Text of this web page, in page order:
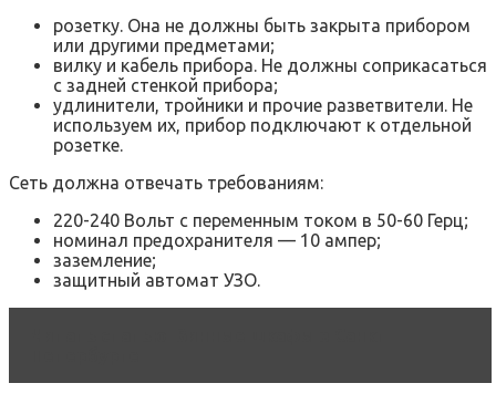
розетку. Она не должны быть закрыта прибором
или другими предметами;
вилку и кабель прибора. Не должны соприкасаться
с задней стенкой прибора;
удлинители, тройники и прочие разветвители. Не
используем их, прибор подключают к отдельной
розетке.
Сеть должна отвечать требованиям:
220-240 Вольт с переменным током в 50-60 Герц;
номинал предохранителя — 10 ампер;
заземление;
защитный автомат УЗО.